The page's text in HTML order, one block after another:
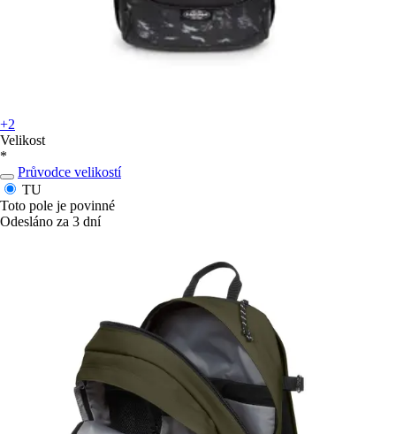
+2
Velikost
*
Průvodce velikostí
TU
Toto pole je povinné
Odesláno za 3 dní